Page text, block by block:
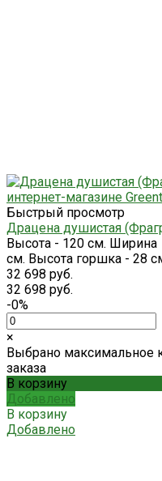
Быстрый просмотр
Драцена душистая
Высота - 120 см.
см. Высота горшка - 28
32 698 руб.
32 698 руб.
-0%
×
Выбрано максимальное
заказа
В корзину
Добавлено
В корзину
Добавлено